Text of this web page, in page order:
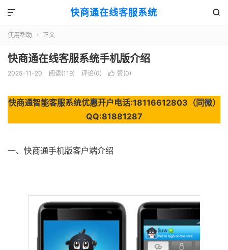
快商通在线客服系统 

使用帮助  正文
快商通在线客服系统手机版介绍
2025-11-20 阅读(119) 评论(0)  赞(0)
快商通智能客服系统优惠开户电话:18116612803（同微）
QQ:81881287
一、快商通手机版客户端介绍